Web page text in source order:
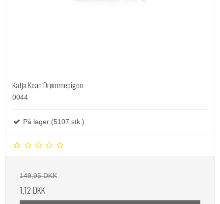
Katja Kean Drømmepigen
0044
På lager (5107 stk.)
149,95 DKK
1,12 DKK